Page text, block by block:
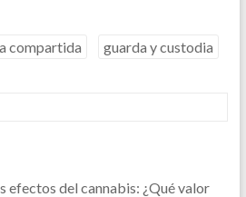
compartida guarda y custodia
efectos del cannabis: ¿Qué valor